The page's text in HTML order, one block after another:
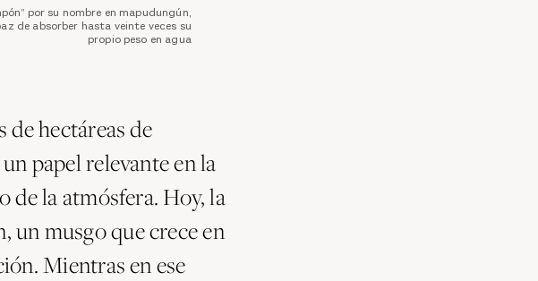
por su nombre en mapudungún,
de absorber hasta veinte veces su
propio peso en agua
hectáreas de
papel relevante en la
de la atmósfera. Hoy, la
musgo que crece en
Mientras en ese